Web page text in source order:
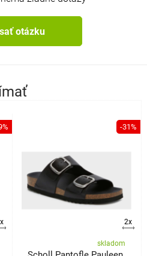
otázku
-31%
2x
skladom